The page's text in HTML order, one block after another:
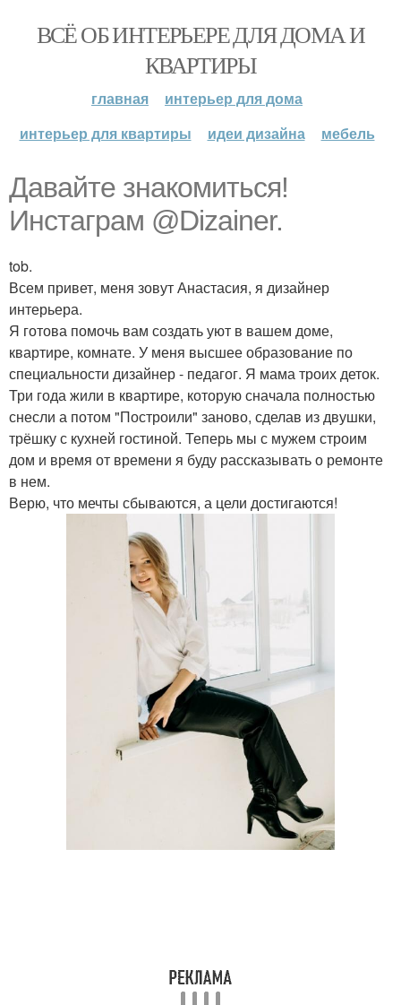
ВСЁ ОБ ИНТЕРЬЕРЕ ДЛЯ ДОМА И
КВАРТИРЫ
главная
интерьер для дома
интерьер для квартиры
идеи дизайна мебель
Давайте знакомиться!
Инстаграм @Dizainer.
tob.
Всем привет, меня зовут Анастасия, я дизайнер
интерьера.
Я готова помочь вам создать уют в вашем доме,
квартире, комнате. У меня высшее образование по
специальности дизайнер - педагог. Я мама троих деток.
Три года жили в квартире, которую сначала полностью
снесли а потом "Построили" заново, сделав из двушки,
трёшку с кухней гостиной. Теперь мы с мужем строим
дом и время от времени я буду рассказывать о ремонте
в нем.
Верю, что мечты сбываются, а цели достигаются!